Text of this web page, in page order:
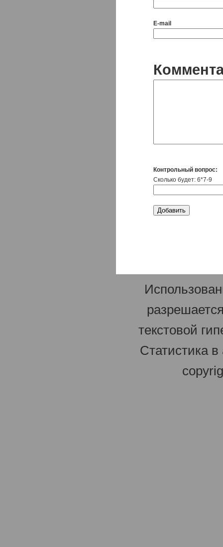
E-mail
Контрольный вопрос:
Сколько будет: 6*7-9
текстовой
Статистика